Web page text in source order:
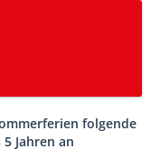
folgende
Jahren an